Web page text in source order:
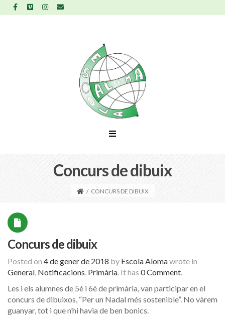
Concurs de dibuix
/ CONCURS DE DIBUIX
Concurs de dibuix
Posted on 4 de gener de 2018 by Escola Alomawrote in
General, Notificacions, Primària. It has 0 Comment.
Les i els alumnes de 5è i 6è de primària, van participar en el
concurs de dibuixos, “Per un Nadal més sostenible”. No vàrem
guanyar, tot i que n’hi havia de ben bonics.